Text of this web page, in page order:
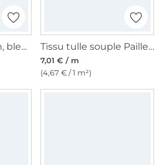
Tissu satin stretch, bleu denim Tissu tulle souple Paillettes brillantes, blanc
7,01 € / m
(4,67 € / 1 m²)